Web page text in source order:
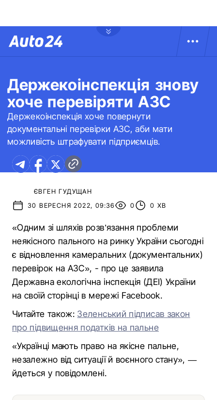
Держекоінспекція знову
хоче перевіряти АЗС
Держекоінспекція хоче повернути
документальні перевірки АЗС, аби мати
можливість штрафувати підприємців.
ЄВГЕН ГУДУЩАН
30 ВЕРЕСНЯ 2022, 09:36
0 0 ХВ
«Одним зі шляхів розв’язання проблеми
неякісного пального на ринку України сьогодні
є відновлення камеральних (документальних)
перевірок на АЗС», - про це заявила
Державна екологічна інспекція (ДЕІ) України
на своїй сторінці в мережі Facebook.
Читайте також: Зеленський підписав закон
про підвищення податків на пальне
«Українці мають право на якісне пальне,
незалежно від ситуації й воєнного стану», —
йдеться у повідомлені.